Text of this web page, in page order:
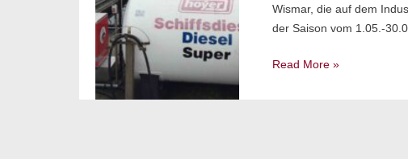
Wismar, die auf dem
der Saison vom 1.05.-
Read More »